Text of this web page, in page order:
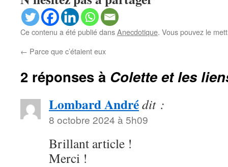
Ce contenu a été publié dansAnecdotique. Vous pouvez le
← Parce que c’étaient eux
2 réponses à Colette et les
Lombard Andrédit :
8 octobre 2024 à 5h09
Brillant article !
Merci !